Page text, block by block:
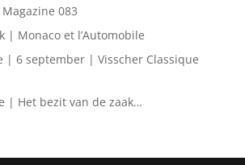
083
| Monaco et l’Automobile
| 6 september | Visscher Classique
| Het bezit van de zaak…